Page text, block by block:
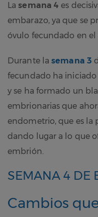
Lasemana 4 es
embarazo, ya que se
óvulo fecundado en el
Durante lasemana 3
fecundado ha
y se ha formado un
embrionarias que
endometrio, que es la
dando lugar a lo que
embrión.
SEMANA 4 DE
Cambios